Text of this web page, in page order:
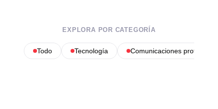
EXPLORA POR CATEGORÍA
Todo Tecnología Comunicaciones